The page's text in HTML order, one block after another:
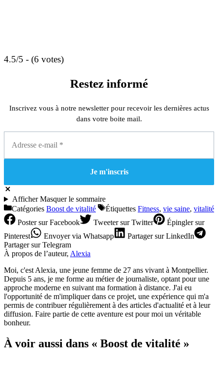
4.5/5 - (6 votes)
Restez informé
Inscrivez vous à notre newsletter pour recevoir les dernières actus
dans votre boite mail.
AfficherMasquerle sommaire
Catégories Boost de vitalité Étiquettes Fitness, vie saine, vitalité
Postersur Facebook Tweetersur Twitter Épinglersur
Pinterest
Envoyervia Whatsapp Partagersur LinkedIn
Partagersur Telegram
À propos de l’auteur, Alexia
Moi, c'est Alexia, une jeune femme de 27 ans vivant à Montpellier.
Depuis 5 ans, je me forme au métier de journaliste, optant pour une
approche moderne en suivant ma formation à distance. J'ai eu
l'opportunité de m'impliquer dans ce projet, une expérience qui m'a
permis de contribuer régulièrement à des articles d'actualité et à leur
diffusion. Faire partie de cette aventure est pour moi un véritable
bonheur.
À voir aussi dans « Boost de vitalité »